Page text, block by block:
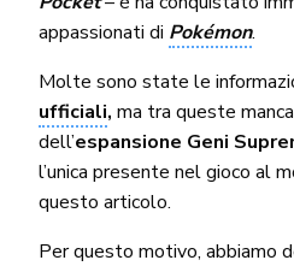
appassionati di Pokémon.
Molte sono state le
ufficiali, ma tra queste
dell’espansione Geni
l’unica presente nel gioco al
questo articolo.
Per questo motivo, abbiamo